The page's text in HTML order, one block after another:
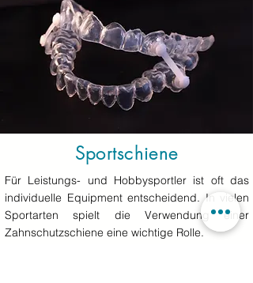
Sportschiene
Für Leistungs- und Hobbysportler ist oft das
individuelle Equipment entscheidend. In vielen
Sportarten spielt die Verwendung einer
Zahnschutzschiene eine wichtige Rolle.